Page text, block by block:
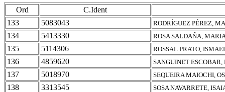
Ord
C.Ident
133
5083043 RODRÍGUEZ PÉREZ,
134 5413330 ROSA SALDAÑA,
135 5114306 ROSSAL PRATO,
136 4859620 SANGUINET ESCOBAR,
137 5018970 SEQUEIRA MAIOCHI,
138 3313545 SOSA NAVARRETE,